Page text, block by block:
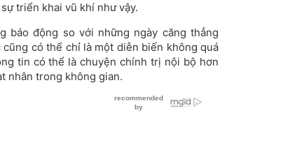
triển khai vũ khí như vậy.
báo động so với những ngày căng thẳng
cũng có thể chỉ là một diễn biến không quá
tin có thể là chuyện chính trị nội bộ hơn
nhân trong không gian.